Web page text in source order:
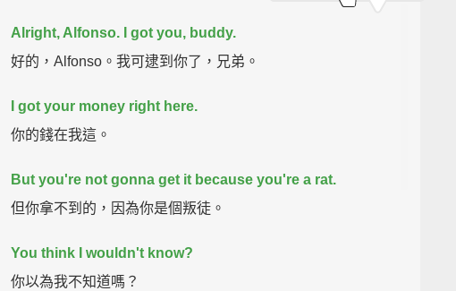
Alright, Alfonso. I got you, buddy.
好的，Alfonso。我可逮到你了，兄弟。
I got your money right here.
你的錢在我這。
But you're not gonna get it because you're a rat.
但你拿不到的，因為你是個叛徒。
You think I wouldn't know?
你以為我不知道嗎？